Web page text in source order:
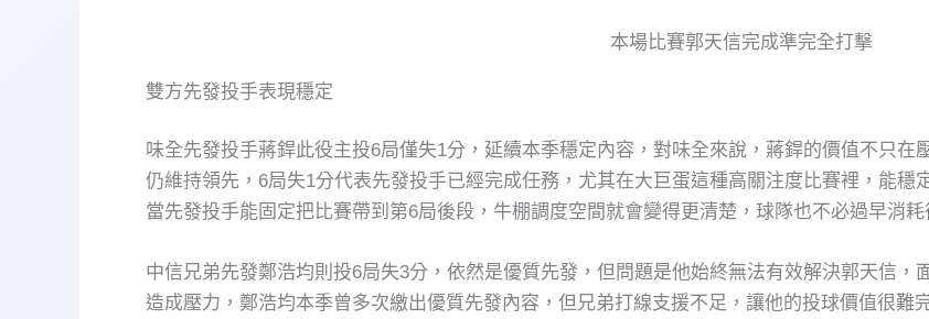
本場比賽郭天信完成準完全打擊
雙方先發投手表現穩定
味全先發投手蔣銲此役主投6局僅失1分，延續本季穩定內容，對味全來說，蔣銲的價值不只
仍維持領先，6局失1分代表先發投手已經完成任務，尤其在大巨蛋這種高關注度比賽裡，能穩
當先發投手能固定把比賽帶到第6局後段，牛棚調度空間就會變得更清楚，球隊也不必過早消耗
中信兄弟先發鄭浩均則投6局失3分，依然是優質先發，但問題是他始終無法有效解決郭天信
造成壓力，鄭浩均本季曾多次繳出優質先發內容，但兄弟打線支援不足，讓他的投球價值很難